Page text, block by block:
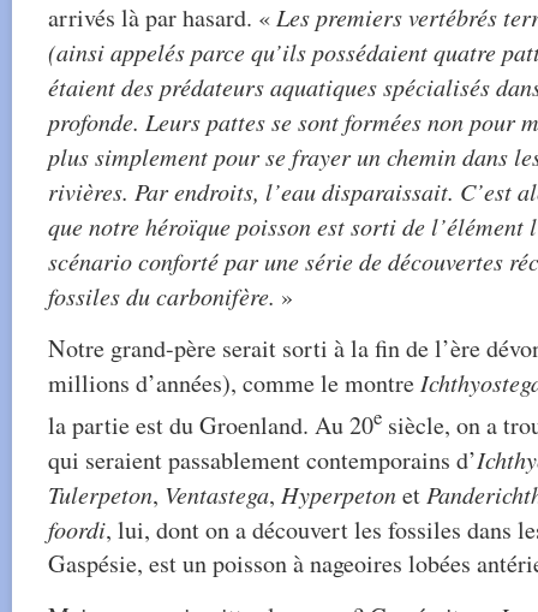
arrivés là par hasard. « Les premiers vertébrés
(ainsi appelés parce qu’ils possédaient quatre
étaient des prédateurs aquatiques spécialisés
profonde. Leurs pattes se sont formées non pour
plus simplement pour se frayer un chemin dans
rivières. Par endroits, l’eau disparaissait. C’est
que notre héroïque poisson est sorti de
scénario conforté par une série de découvertes
fossiles du carbonifère. »
Notre grand-père serait sorti à la fin de l’ère
millions d’années), comme le montre
la partie est du Groenland. Au 20e siècle, on a
qui seraient passablement contemporains d’
Tulerpeton, Ventastega, Hyperpetonet
foordi, lui, dont on a découvert les fossiles dans
Gaspésie, est un poisson à nageoires lobées